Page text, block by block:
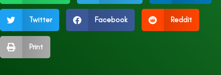
Twitter Facebook Reddit
Print